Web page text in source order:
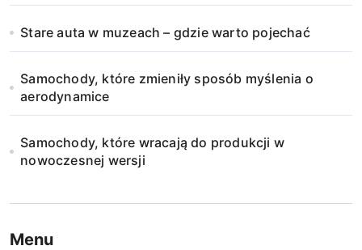
Stare auta w muzeach – gdzie warto pojechać
Samochody, które zmieniły sposób myślenia o
aerodynamice
Samochody, które wracają do produkcji w
nowoczesnej wersji
Menu